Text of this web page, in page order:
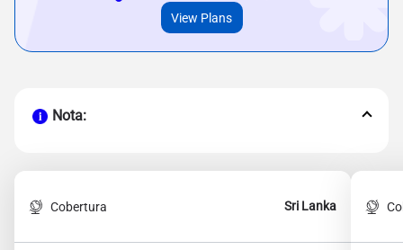
View Plans
Nota:
Cobertura Sri Lanka